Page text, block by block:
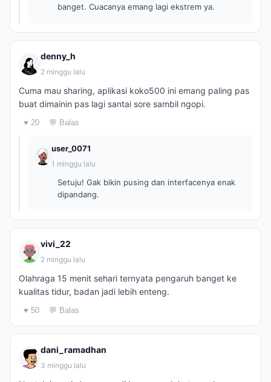
banget. Cuacanya emang lagi ekstrem ya.
denny_h
2 minggu lalu
Cuma mau sharing, aplikasi koko500 ini emang paling pas
buat dimainin pas lagi santai sore sambil ngopi.
♥ 20 💬 Balas
user_0071
1 minggu lalu
Setuju! Gak bikin pusing dan interfacenya enak
dipandang.
vivi_22
2 minggu lalu
Olahraga 15 menit sehari ternyata pengaruh banget ke
kualitas tidur, badan jadi lebih enteng.
♥ 50 💬 Balas
dani_ramadhan
3 minggu lalu